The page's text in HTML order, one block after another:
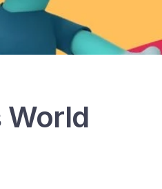
World